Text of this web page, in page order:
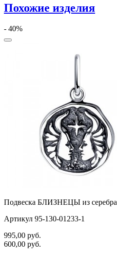
Похожие изделия
- 40%
Подвеска БЛИЗНЕЦЫ из серебра
Артикул 95-130-01233-1
995,00 руб.
600,00 руб.